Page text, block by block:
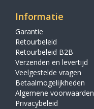
Informatie
Garantie
Retourbeleid
Retourbeleid B2B
Verzenden en levertijd
Veelgestelde vragen
Betaalmogelijkheden
Algemene voorwaarden
Privacybeleid